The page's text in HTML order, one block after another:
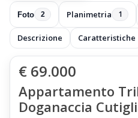
Foto 2 Planimetria 1
Descrizione Caratteristiche
€ 69.000
Appartamento
Doganaccia